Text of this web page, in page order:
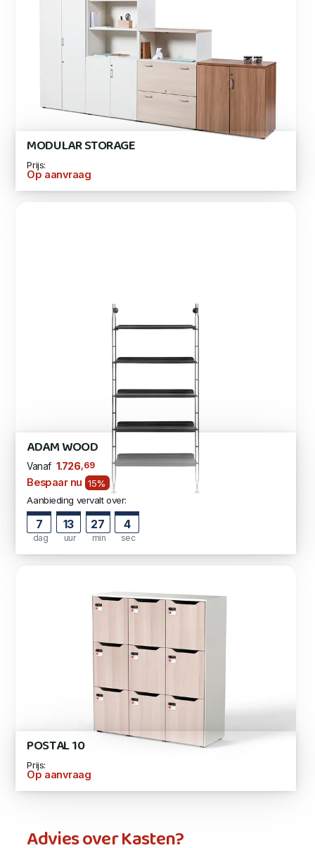
MODULAR STORAGE
Prijs:
Op aanvraag
ADAM WOOD
Vanaf 1.726,69
Bespaar nu 15%
Aanbieding vervalt over:
7
dag
13
uur
27
min
3
sec
POSTAL 10
Prijs:
Op aanvraag
Advies over Kasten?